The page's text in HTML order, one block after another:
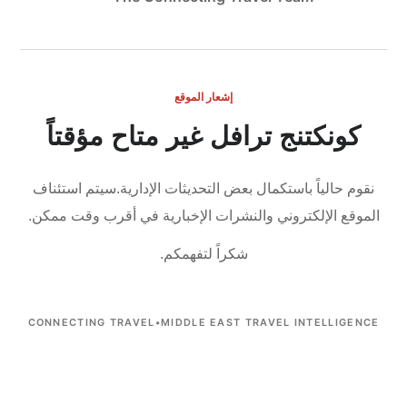
إشعار الموقع
كونكتنج ترافل غير متاح مؤقتاً
نقوم حالياً باستكمال بعض التحديثات الإدارية.سيتم استئناف
الموقع الإلكتروني والنشرات الإخبارية في أقرب وقت ممكن.
شكراً لتفهمكم.
CONNECTING TRAVEL •MIDDLE EAST TRAVEL INTELLIGENCE